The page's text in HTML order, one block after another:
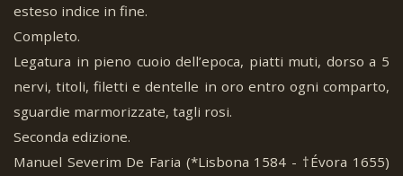
esteso indice in fine.
Completo.
Legatura in pieno cuoio dell’epoca, piatti muti, dorso a 5
nervi, titoli, filetti e dentelle in oro entro ogni comparto,
sguardie marmorizzate, tagli rosi.
Seconda edizione.
Manuel Severim De Faria (*Lisbona 1584 - †Évora 1655)